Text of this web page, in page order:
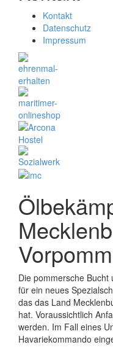
Kontakt
Datenschutz
Impressum
Die pommersche
für ein neues
das das Land
hat. Voraussichtlich
werden. Im Fall eines
Havariekommando